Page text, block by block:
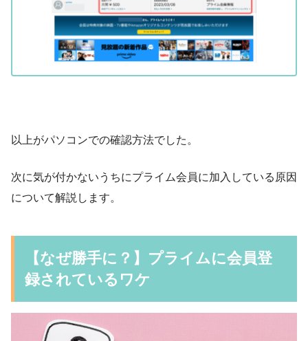
以上がパソコンでの確認方法でした。
次に気が付かないうちにプライム会員に加入している原因
について解説します。
【なぜ勝手に？】プライムに会員登
録されているワケ